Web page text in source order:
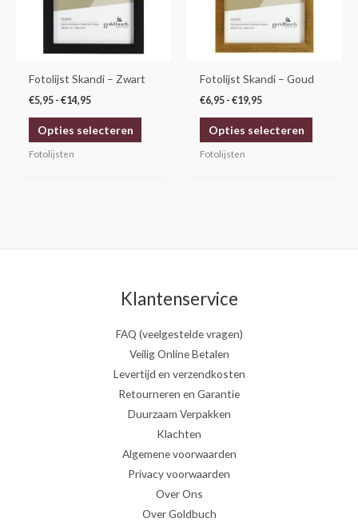
Fotolijst Skandi – Zwart
€5,95 - €14,95
Opties selecteren
kan
gekozen
op
productpagina
Fotolijsten
Fotolijst Skandi – Goud
€6,95 - €19,95
Opties selecteren
kan
gekozen
op
Fotolijsten
Klantenservice
FAQ (veelgestelde vragen)
Veilig Online Betalen
Levertijd en verzendkosten
Retourneren en Garantie
Duurzaam Verpakken
Klachten
Algemene voorwaarden
Privacy voorwaarden
Over Ons
Over Goldbuch